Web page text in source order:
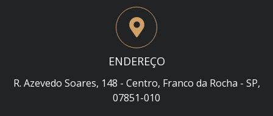
ENDEREÇO
R. Azevedo Soares, 148 - Centro, Franco da Rocha - SP,
07851-010